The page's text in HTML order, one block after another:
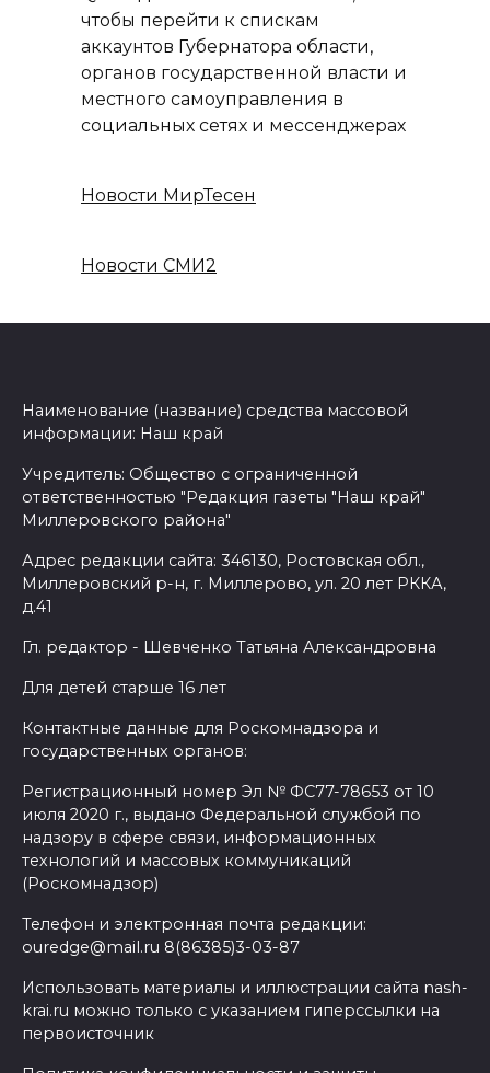
чтобы перейти к спискам
аккаунтов Губернатора области,
органов государственной власти и
местного самоуправления в
социальных сетях и мессенджерах
Новости МирТесен
Новости СМИ2
Наименование (название) средства массовой
информации: Наш край
Учредитель: Общество с ограниченной
ответственностью "Редакция газеты "Наш край"
Миллеровского района"
Адрес редакции сайта: 346130, Ростовская обл.,
Миллеровский р-н, г. Миллерово, ул. 20 лет РККА,
д.41
Гл. редактор - Шевченко Татьяна Александровна
Для детей старше 16 лет
Контактные данные для Роскомнадзора и
государственных органов:
Регистрационный номер Эл № ФС77-78653 от 10
июля 2020 г., выдано Федеральной службой по
надзору в сфере связи, информационных
технологий и массовых коммуникаций
(Роскомнадзор)
Телефон и электронная почта редакции:
ouredge@mail.ru 8(86385)3-03-87
Использовать материалы и иллюстрации сайта nash-
krai.ru можно только с указанием гиперссылки на
первоисточник